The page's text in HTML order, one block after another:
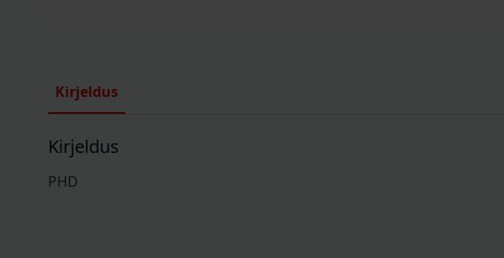
Kirjeldus
Kirjeldus
PHD